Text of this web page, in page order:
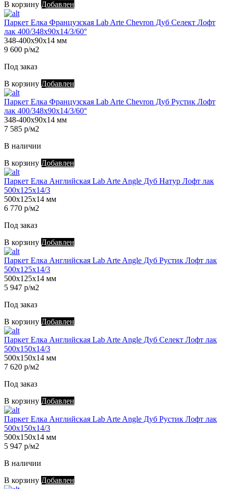
В корзину Добавлен
Паркет Елка Французская Lab Arte Chevron Дуб Селект Лофт
лак 400/348х90х14/3/60°
348-400х90х14 мм
9 600 р/м2
Под заказ
В корзину Добавлен
Паркет Елка Французская Lab Arte Chevron Дуб Рустик Лофт
лак 400/348х90х14/3/60°
348-400х90х14 мм
7 585 р/м2
В наличии
В корзину Добавлен
Паркет Елка Английская Lab Arte Angle Дуб Натур Лофт лак
500х125х14/3
500х125х14 мм
6 770 р/м2
Под заказ
В корзину Добавлен
Паркет Елка Английская Lab Arte Angle Дуб Рустик Лофт лак
500х125х14/3
500х125х14 мм
5 947 р/м2
Под заказ
В корзину Добавлен
Паркет Елка Английская Lab Arte Angle Дуб Селект Лофт лак
500х150х14/3
500х150х14 мм
7 620 р/м2
Под заказ
В корзину Добавлен
Паркет Елка Английская Lab Arte Angle Дуб Рустик Лофт лак
500х150х14/3
500х150х14 мм
5 947 р/м2
В наличии
В корзину Добавлен